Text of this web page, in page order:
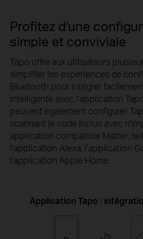
Profitez d'une
simple et conviviale
Tapo offre aux utilisateurs
simplifier les expériences de
Bluetooth pour intégrer
intelligente avec l'application
peuvent également configurer
scannant le code inclus avec
application compatible Matter,
l'application Alexa, l'application
l'application Apple Home.
Application Tapo :